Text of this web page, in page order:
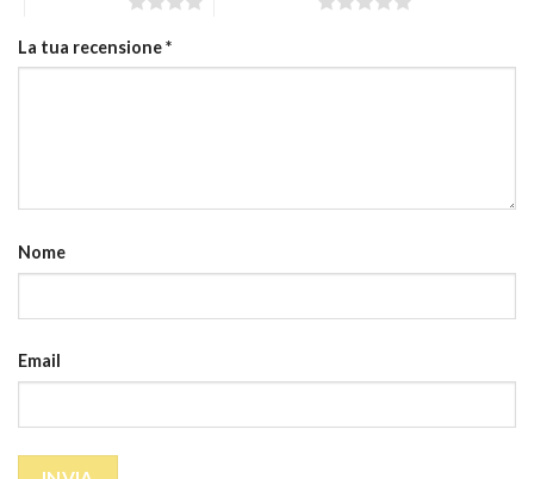
La tua recensione*
Nome
Email